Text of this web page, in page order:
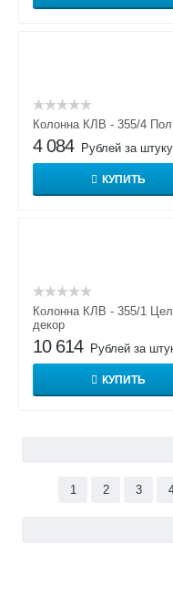
Колонна КЛВ - 355/4
4 084 Рублей за штуку
КУПИТЬ
Колонна КЛВ - 355/1
декор
10 614 Рублей за
КУПИТЬ
1 2 3